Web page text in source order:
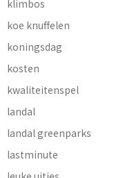
klimbos
koe knuffelen
koningsdag
kosten
kwaliteitenspel
landal
landal greenparks
lastminute